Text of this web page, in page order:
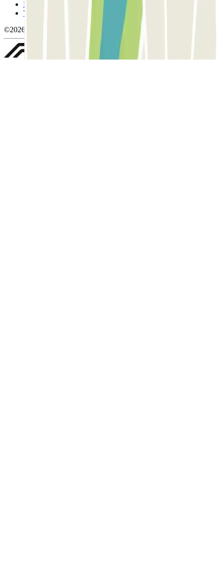
Politica sulla privacy
Whistleblowing
©2026 Parclick. Tutti i diritti riservati